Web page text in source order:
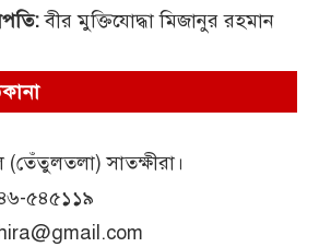
বীর মুক্তিযোদ্ধা মিজানুর রহমান
সাতক্ষীরা।
৫৪৫১১৯